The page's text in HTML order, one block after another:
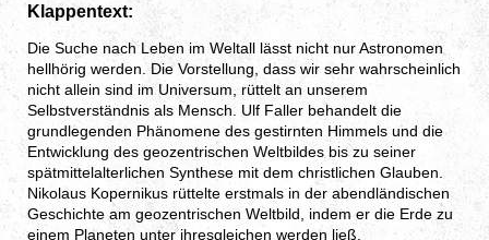
Klappentext:
Die Suche nach Leben im Weltall lässt nicht nur Astronomen
hellhörig werden. Die Vorstellung, dass wir sehr wahrscheinlich
nicht allein sind im Universum, rüttelt an unserem
Selbstverständnis als Mensch. Ulf Faller behandelt die
grundlegenden Phänomene des gestirnten Himmels und die
Entwicklung des geozentrischen Weltbildes bis zu seiner
spätmittelalterlichen Synthese mit dem christlichen Glauben.
Nikolaus Kopernikus rüttelte erstmals in der abendländischen
Geschichte am geozentrischen Weltbild, indem er die Erde zu
einem Planeten unter ihresgleichen werden ließ.